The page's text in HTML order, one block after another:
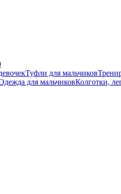
Туфли для мальчиков
для мальчиковКолготки,